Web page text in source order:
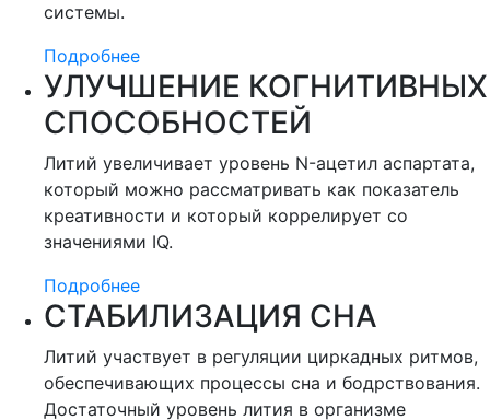
системы.
Подробнее
УЛУЧШЕНИЕ КОГНИТИВНЫХ
СПОСОБНОСТЕЙ
Литий увеличивает уровень N-ацетил аспартата,
который можно рассматривать как показатель
креативности и который коррелирует со
значениями IQ.
Подробнее
СТАБИЛИЗАЦИЯ СНА
Литий участвует в регуляции циркадных ритмов,
обеспечивающих процессы сна и бодрствования.
Достаточный уровень лития в организме